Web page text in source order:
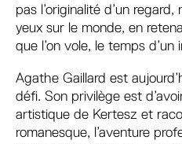
pas l’originalité d’un regard,
yeux sur le monde, en
que l’on vole, le temps d’un
Agathe Gaillard est
défi. Son privilège est
artistique de Kertesz et
romanesque, l’aventure